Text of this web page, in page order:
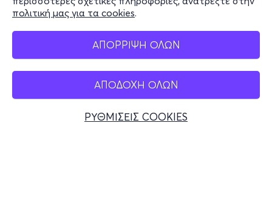
πολιτική μας για τα cookies.
ΑΠΟΡΡΙΨΗ ΟΛΩΝ
ΑΠΟΔΟΧΗ ΟΛΩΝ
ΡΥΘΜΙΣΕΙΣ COOKIES
Mobile app